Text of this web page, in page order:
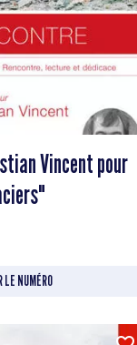
Vincent pour
NUMÉRO